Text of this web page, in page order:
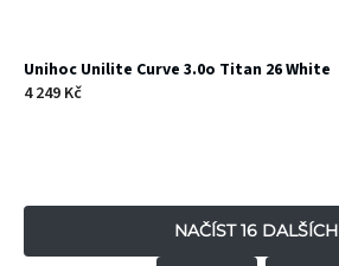
Unihoc Unilite Curve 3.0o Titan 26 White
4 249 Kč
NAČÍST 16 DALŠÍCH